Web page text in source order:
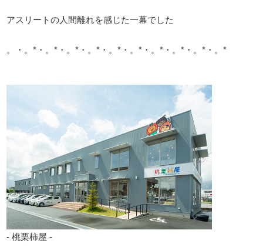
アスリートの人間離れを感じた一幕でした
。・。*・。*・。*・。*・。*・。*・。*・。*・。*・。*
- 桃栗柿屋 -